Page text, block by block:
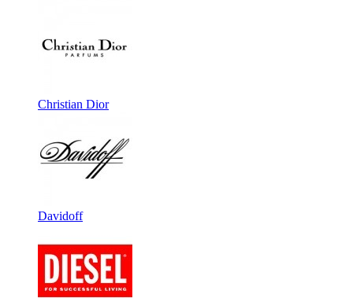
Christian Dior
Davidoff